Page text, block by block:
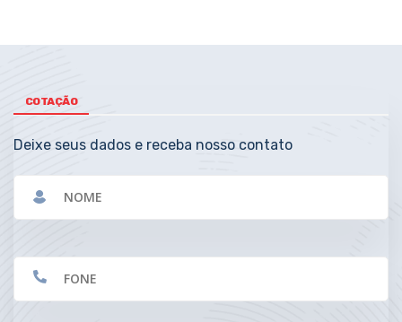
COTAÇÃO
Deixe seus dados e receba nosso contato